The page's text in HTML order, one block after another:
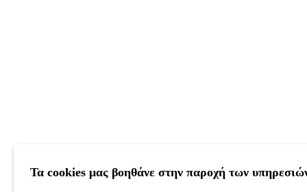
Τα cookies μας βοηθάνε στην παροχή των